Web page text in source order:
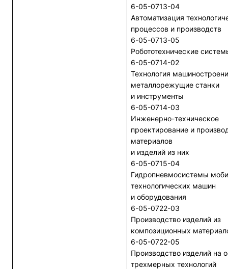
6-05-0713-04
Автоматизация
процессов и производств
6-05-0713-05
Робототехнические
6-05-0714-02
Технология
металлорежущие станки
и инструменты
6-05-0714-03
Инженерно-техническое
проектирование и
материалов
и изделий из них
6-05-0715-04
Гидропневмосистемы
технологических машин
и оборудования
6-05-0722-03
Производство изделий из
композиционных
6-05-0722-05
Производство изделий на
трехмерных технологий